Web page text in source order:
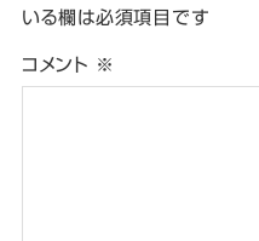
いる欄は必須項目です
コメント ※